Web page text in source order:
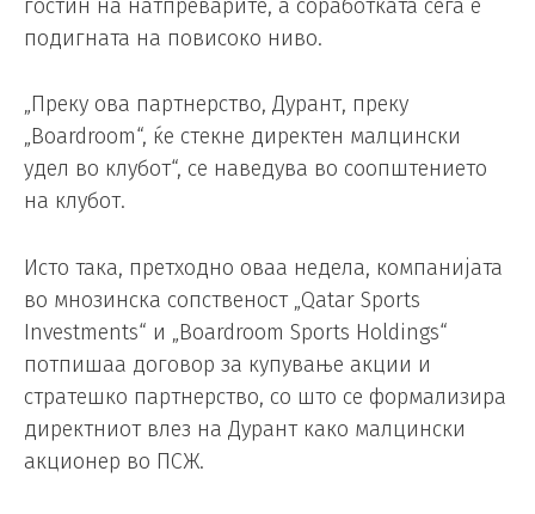
гостин на натпреварите, а соработката сега е
подигната на повисоко ниво.
„Преку ова партнерство, Дурант, преку
„Boardroom“, ќе стекне директен малцински
удел во клубот“, се наведува во соопштението
на клубот.
Исто така, претходно оваа недела, компанијата
во мнозинска сопственост „Qatar Sports
Investments“ и „Boardroom Sports Holdings“
потпишаа договор за купување акции и
стратешко партнерство, со што се формализира
директниот влез на Дурант како малцински
акционер во ПСЖ.